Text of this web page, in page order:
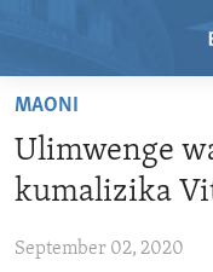
Skip
main
content
to
HOME
REGIONS
MAONI
Ulimwenge
kumalizika
September 02, 2020